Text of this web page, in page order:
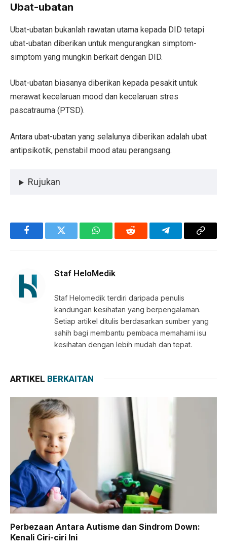
Ubat-ubatan
Ubat-ubatan bukanlah rawatan utama kepada DID tetapi
ubat-ubatan diberikan untuk mengurangkan simptom-
simptom yang mungkin berkait dengan DID.
Ubat-ubatan biasanya diberikan kepada pesakit untuk
merawat kecelaruan mood dan kecelaruan stres
pascatrauma (PTSD).
Antara ubat-ubatan yang selalunya diberikan adalah ubat
antipsikotik, penstabil mood atau perangsang.
Rujukan
FacebookTwitter WhatsAppReddit TelegramCopy
Staf HeloMedik
Staf Helomedik terdiri daripada penulis
kandungan kesihatan yang berpengalaman.
Setiap artikel ditulis berdasarkan sumber yang
sahih bagi membantu pembaca memahami isu
kesihatan dengan lebih mudah dan tepat.
ARTIKEL BERKAITAN
Perbezaan Antara Autisme dan Sindrom Down:
Kenali Ciri-ciri Ini